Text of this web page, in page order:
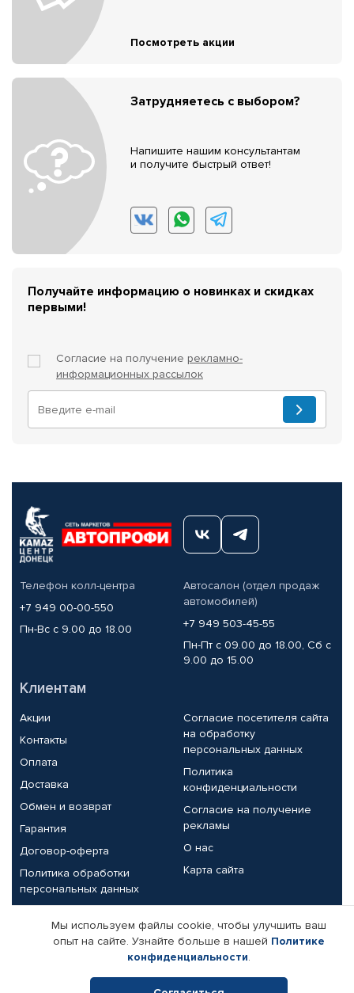
Посмотреть акции
Затрудняетесь с выбором?
Напишите нашим консультантам
и получите быстрый ответ!
Получайте информацию о новинках и скидках
первыми!
Согласие на получение рекламно-
информационных рассылок
Телефон колл-центра
+7 949 00-00-550
Пн-Вс с 9.00 до 18.00
Автосалон (отдел продаж
автомобилей)
+7 949 503-45-55
Пн-Пт с 09.00 до 18.00, Сб с
9.00 до 15.00
Клиентам
Акции
Контакты
Оплата
Доставка
Обмен и возврат
Гарантия
Договор-оферта
Политика обработки
персональных данных
Согласие посетителя сайта
на обработку
персональных данных
Политика
конфиденциальности
Согласие на получение
рекламы
О нас
Карта сайта
Партнерам
Корпоративным клиентам
Поставщикам
Реквизиты компании
Мы используем файлы cookie, чтобы улучшить ваш
опыт на сайте. Узнайте больше в нашей Политике
конфиденциальности.